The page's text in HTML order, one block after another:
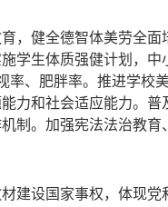
，健全德智体美劳全
学生体质强健计划，中
率、肥胖率。推进学校
力和社会适应能力。普
制。加强宪法法治教育
建设国家事权，体现党